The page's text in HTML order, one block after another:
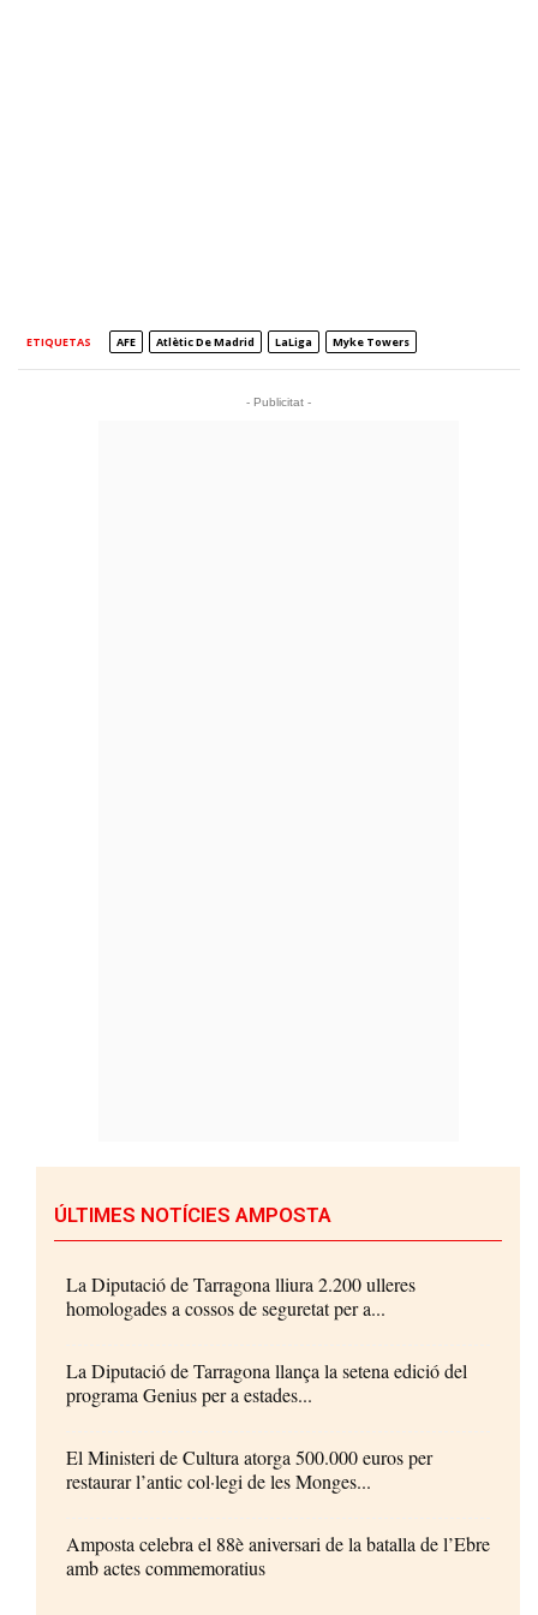
ETIQUETAS AFE Atlètic De Madrid LaLiga Myke Towers
- Publicitat -
ÚLTIMES NOTÍCIES AMPOSTA
La Diputació de Tarragona lliura 2.200 ulleres
homologades a cossos de seguretat per a...
La Diputació de Tarragona llança la setena edició del
programa Genius per a estades...
El Ministeri de Cultura atorga 500.000 euros per
restaurar l’antic col·legi de les Monges...
Amposta celebra el 88è aniversari de la batalla de l’Ebre
amb actes commemoratius